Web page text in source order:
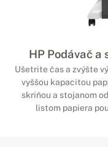
HP Podávač
Ušetrite čas a zvýšte
vyššou kapacitou
skriňou a stojanom
listom papiera